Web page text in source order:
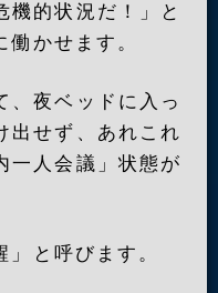
機的状況だ！」と
かせます。
、夜ベッドに入っ
出せず、あれこれ
一人会議」状態が
と呼びます。